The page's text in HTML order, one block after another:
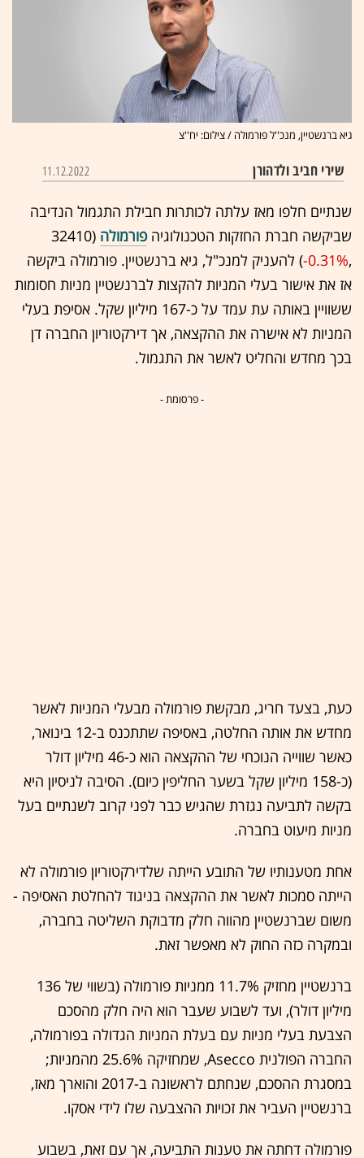
גיא ברנשטיין, מנכ''ל פורמולה / צילום: יח''צ
שירי חביב ולדהורן 11.12.2022
שנתיים חלפו מאז עלתה לכותרות חבילת התגמול הנדיבה
שביקשה חברת החזקות הטכנולוגיהפורמולה (32410
,‎
-0.31%‏) להעניק למנכ"ל, גיא ברנשטיין. פורמולה ביקשה
אז את אישור בעלי המניות להקצות לברנשטיין מניות חסומות
ששוויין באותה עת עמד על כ-167 מיליון שקל. אסיפת בעלי
המניות לא אישרה את ההקצאה, אך דירקטוריון החברה דן
בכך מחדש והחליט לאשר את התגמול.
- פרסומת -
כעת, בצעד חריג, מבקשת פורמולה מבעלי המניות לאשר
מחדש את אותה החלטה, באסיפה שתתכנס ב-12 בינואר,
כאשר שווייה הנוכחי של ההקצאה הוא כ-46 מיליון דולר
(כ-158 מיליון שקל בשער החליפין כיום). הסיבה לניסיון היא
בקשה לתביעה נגזרת שהגיש כבר לפני קרוב לשנתיים בעל
מניות מיעוט בחברה.
אחת מטענותיו של התובע הייתה שלדירקטוריון פורמולה לא
הייתה סמכות לאשר את ההקצאה בניגוד להחלטת האסיפה -
משום שברנשטיין מהווה חלק מדבוקת השליטה בחברה,
ובמקרה כזה החוק לא מאפשר זאת.
ברנשטיין מחזיק 11.7% ממניות פורמולה (בשווי של 136
מיליון דולר), ועד לשבוע שעבר הוא היה חלק מהסכם
הצבעת בעלי מניות עם בעלת המניות הגדולה בפורמולה,
החברה הפולנית Asecco, שמחזיקה 25.6% מהמניות;
במסגרת ההסכם, שנחתם לראשונה ב-2017 והוארך מאז,
ברנשטיין העביר את זכויות ההצבעה שלו לידי אסקו.
פורמולה דחתה את טענות התביעה, אך עם זאת, בשבוע